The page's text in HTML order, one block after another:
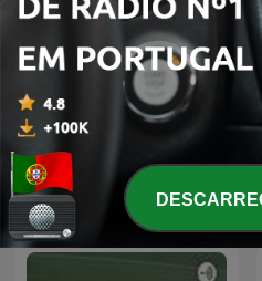
Det Hvide Snit - en
podcast om AGF